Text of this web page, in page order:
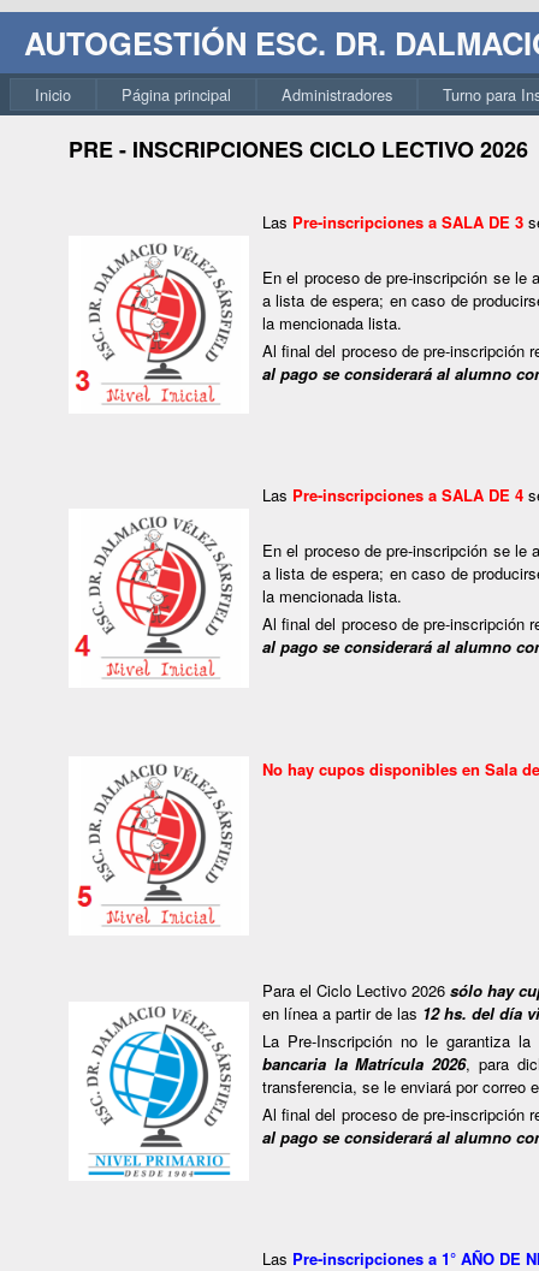
AUTOGESTIÓN ESC. DR.
Inicio Página principal Administradores Turno para
PRE - INSCRIPCIONES CICLO LECTIVO 2026
Las Pre-inscripciones a SALA DE 3
En el proceso de pre-inscripción se le
a lista de espera; en caso de
la mencionada lista.
Al final del proceso de pre-inscripción
al pago se considerará al alumno
Las Pre-inscripciones a SALA DE 4
En el proceso de pre-inscripción se le
a lista de espera; en caso de
la mencionada lista.
Al final del proceso de pre-inscripción
al pago se considerará al alumno
No hay cupos disponibles en Sala
Para el Ciclo Lectivo 2026 sólo hay
en línea a partir de las 12 hs. del día
La Pre-Inscripción no le garantiza la
bancaria la Matrícula 2026, para
transferencia, se le enviará por correo
Al final del proceso de pre-inscripción
al pago se considerará al alumno
Las Pre-inscripciones a 1° AÑO DE